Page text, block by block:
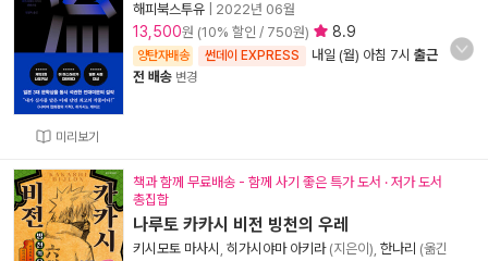
미리보기
해피북스투유
2022년 06월
13,500원 (10% 할인 / 750원) 8.9
양탄자배송 썬데이 EXPRESS 내일 (월) 아침 7시 출근
전 배송 변경
책과 함께 무료배송 - 함께 사기 좋은 특가 도서 · 저가 도서
총집합
나루토 카카시 비전 빙천의 우레
키시모토 마사시 히가시야마 아키라(지은이), 한나리 (옮긴